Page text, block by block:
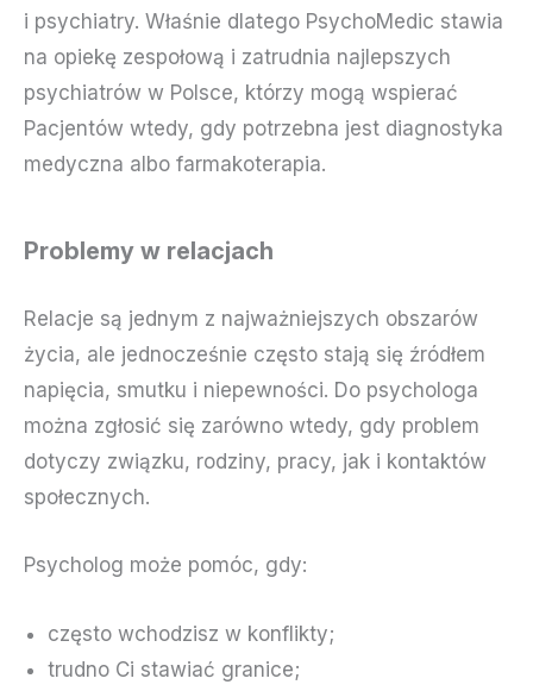
i psychiatry. Właśnie dlatego PsychoMedic stawia
na opiekę zespołową i zatrudnia najlepszych
psychiatrów w Polsce, którzy mogą wspierać
Pacjentów wtedy, gdy potrzebna jest diagnostyka
medyczna albo farmakoterapia.
Problemy w relacjach
Relacje są jednym z najważniejszych obszarów
życia, ale jednocześnie często stają się źródłem
napięcia, smutku i niepewności. Do psychologa
można zgłosić się zarówno wtedy, gdy problem
dotyczy związku, rodziny, pracy, jak i kontaktów
społecznych.
Psycholog może pomóc, gdy:
często wchodzisz w konflikty;
trudno Ci stawiać granice;